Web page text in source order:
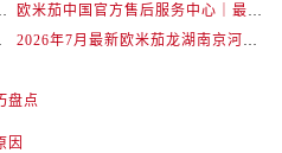
辽宁省沈阳市沈河区中街路137号亨得利名表维修授权店1楼欧米茄售后服务中心（需提前预约）
辽宁省沈阳市沈河区中街路83号亨得利名表维修授权店1楼欧米茄售后服务中心（需提前预约）
息通知（2026年7月最新）
欧米茄中国官方售后服务中心｜最新维修地址及官方电话权威信息通告（2026年7月最新）
电话
2026年7月最新欧米茄龙湖南京河西天街维修保养服务电话
盘点
因